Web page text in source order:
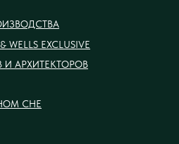
WELLS EXCLUSIVE
И АРХИТЕКТОРОВ
СНЕ